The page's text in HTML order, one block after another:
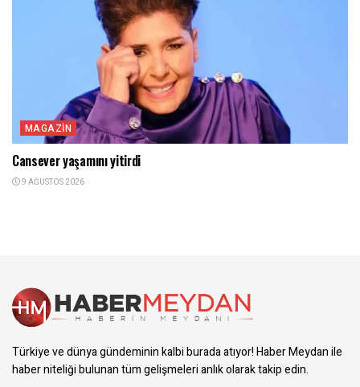
MAGAZIN
Cansever yaşamını yitirdi
9 AĞUSTOS 2026
Türkiye ve dünya gündeminin kalbi burada atıyor! Haber Meydan ile
haber niteliği bulunan tüm gelişmeleri anlık olarak takip edin.